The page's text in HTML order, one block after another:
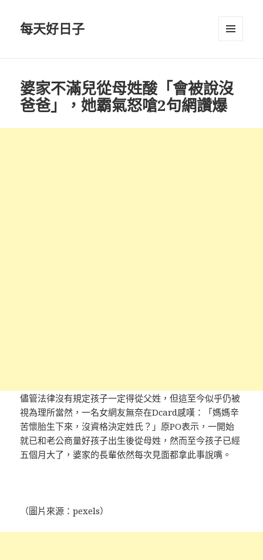
每天好日子
婆家不滿兒從母姓酸「會被說沒
爸爸」，她霸氣怒嗆2句網讚爆
儘管法律沒有規定孩子一定得從父姓，但這至今似乎仍被
視為理所當然，一名女網友無奈在Dcard感嘆：「媽媽辛
苦懷胎生下來，沒資格決定姓氏？」原PO表示，一開始
就已和老公商量好孩子出生後從母姓，然而至今孩子已經
五個月大了，婆家的長輩依然每次見面都拿此事說嘴。
（圖片來源：pexels）